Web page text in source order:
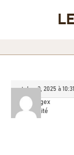
octobre 3, 2025 à
Brucegex
Invité